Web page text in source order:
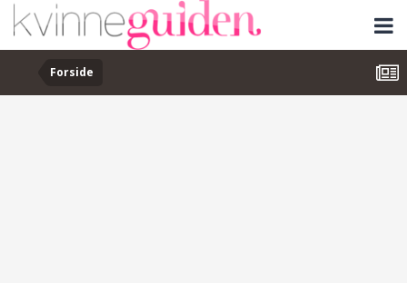
Forside